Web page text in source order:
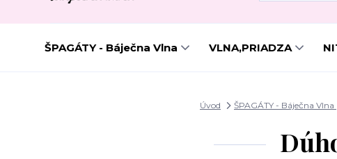
ŠPAGÁTY - Báječna Vlna VLNA,PRIADZA
Úvod ŠPAGÁTY - Báječna Vlna